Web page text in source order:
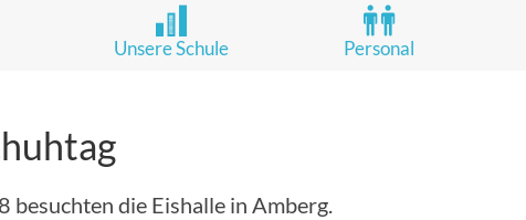
Unsere Schule Personal
besuchten die Eishalle in Amberg.